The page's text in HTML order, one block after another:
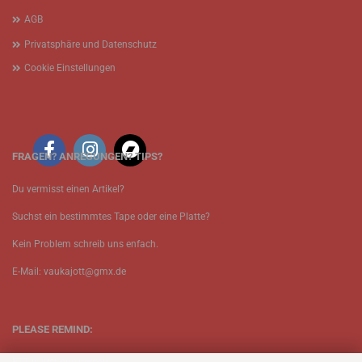
AGB
Privatsphäre und Datenschutz
Cookie Einstellungen
FRAGEN? ANREGUNGEN? TIPS?
Du vermisst einen Artikel?
Suchst ein bestimmtes Tape oder eine Platte?
Kein Problem schreib uns enfach.
E-Mail: vaukajott@gmx.de
PLEASE REMIND: